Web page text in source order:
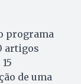
programa
artigos
de uma